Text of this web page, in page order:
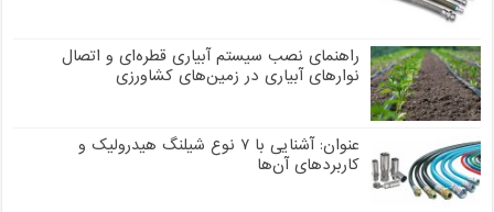
راهنمای نصب سیستم آبیاری قطره‌ای و اتصال
نوارهای آبیاری در زمین‌های کشاورزی
عنوان: آشنایی با ۷ نوع شیلنگ هیدرولیک و
کاربردهای آن‌ها